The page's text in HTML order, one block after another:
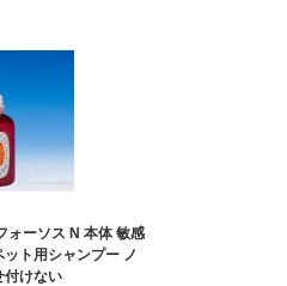
ォーソス N 本体 敏感
ット用シャンプー ノ
付けない